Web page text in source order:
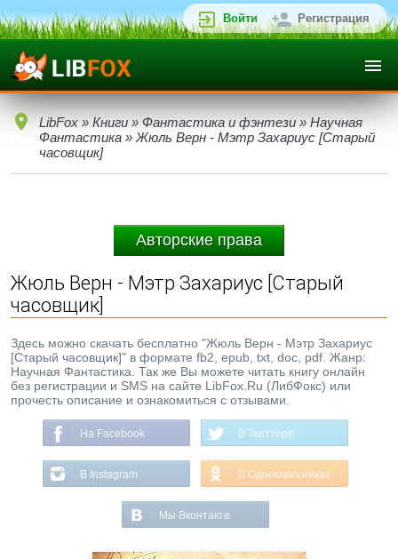
Войти Регистрация
LibFox » Книги » Фантастика и фэнтези » Научная
Фантастика » Жюль Верн - Мэтр Захариус [Старый
часовщик]
Авторские права
Жюль Верн - Мэтр Захариус [Старый
часовщик]
Здесь можно скачать бесплатно "Жюль Верн - Мэтр Захариус
[Старый часовщик]" в формате fb2, epub, txt, doc, pdf. Жанр:
Научная Фантастика. Так же Вы можете читать книгу онлайн
без регистрации и SMS на сайте LibFox.Ru (ЛибФокс) или
прочесть описание и ознакомиться с отзывами.
На Facebook В Твиттере
В Instagram В Одноклассниках
Мы Вконтакте